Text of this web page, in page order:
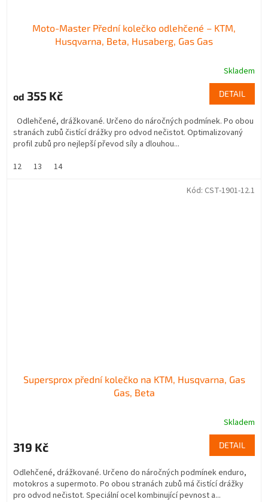
Moto-Master Přední kolečko odlehčené – KTM,
Husqvarna, Beta, Husaberg, Gas Gas
Skladem
od 355 Kč DETAIL
Odlehčené, drážkované. Určeno do náročných podmínek. Po obou
stranách zubů čistící drážky pro odvod nečistot. Optimalizovaný
profil zubů pro nejlepší převod síly a dlouhou...
12
13 14
Supersprox přední kolečko na KTM, Husqvarna, Gas
Gas, Beta
Skladem
319 Kč DETAIL
Odlehčené, drážkované. Určeno do náročných podmínek enduro,
motokros a supermoto. Po obou stranách zubů má čistící drážky
pro odvod nečistot. Speciální ocel kombinující pevnost a...
Kód: CST-1901-12.1